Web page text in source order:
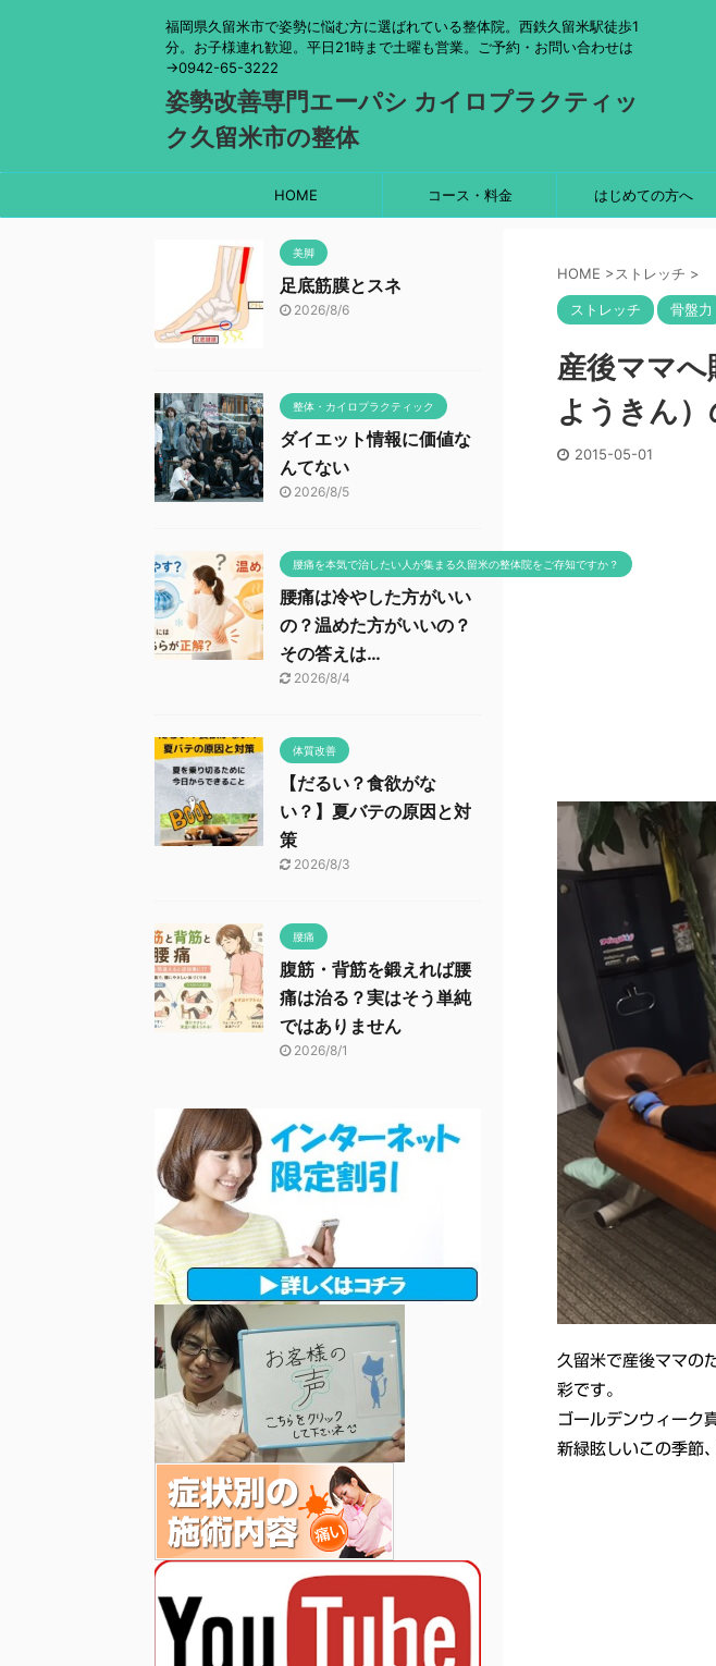
福岡県久留米市で姿勢に悩む方に選ばれている整体院。西鉄久留米駅徒歩1
分。お子様連れ歓迎。平日21時まで土曜も営業。ご予約・お問い合わせは
→0942-65-3222
姿勢改善専門エーパシ カイロプラクティッ
ク久留米市の整体
HOME コース・料金 はじめての方へ
HOME >ストレッチ >
ストレッチ 骨盤力
産後ママへ
ようきん
2015-05-01
久留米で産後ママの
彩です。
ゴールデンウィーク
新緑眩しいこの季節
美脚
足底筋膜とスネ
2026/8/6
整体・カイロプラクティック
ダイエット情報に価値な
んてない
2026/8/5
腰痛を本気で治したい人が集まる久留米の整体院をご存知ですか？
腰痛は冷やした方がいい
の？温めた方がいいの？
その答えは…
2026/8/4
体質改善
【だるい？食欲がな
い？】夏バテの原因と対
策
2026/8/3
腰痛
腹筋・背筋を鍛えれば腰
痛は治る？実はそう単純
ではありません
2026/8/1